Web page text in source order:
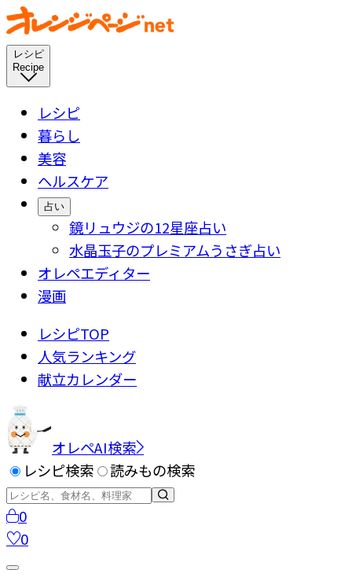
レシピ
Recipe
レシピ
暮らし
美容
ヘルスケア
占い
鏡リュウジの12星座占い
水晶玉子のプレミアムうさぎ占い
オレペエディター
漫画
レシピTOP
人気ランキング
献立カレンダー
オレペAI検索
レシピ検索
読みもの検索
0
0